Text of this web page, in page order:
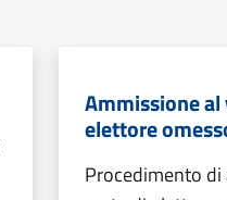
Ammissione
elettore
Procedimento